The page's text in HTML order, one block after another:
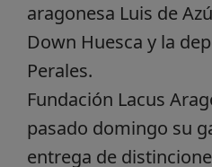
aragonesa Luis de
Down Huesca y la
Perales.
Fundación Lacus
pasado domingo su
entrega de